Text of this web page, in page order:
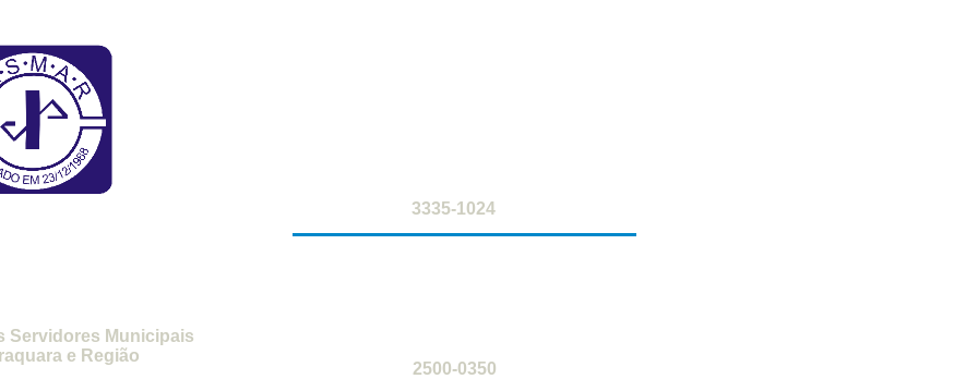
Servidores Municipais
e Região
3335-1024
2500-0350